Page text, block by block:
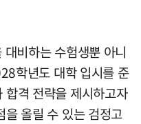
비하는 수험생뿐 아니
학년도 대학 입시를 준
합격 전략을 제시하고자
을 올릴 수 있는 검정고